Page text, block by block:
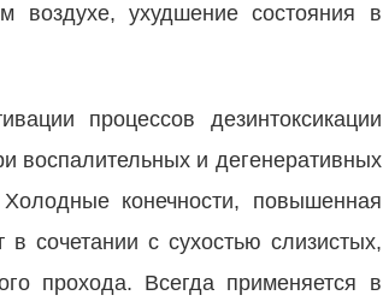
воздухе, ухудшение состояния в
процессов дезинтоксикации
воспалительных и дегенеративных
конечности, повышенная
в сочетании с сухостью слизистых,
прохода. Всегда применяется в